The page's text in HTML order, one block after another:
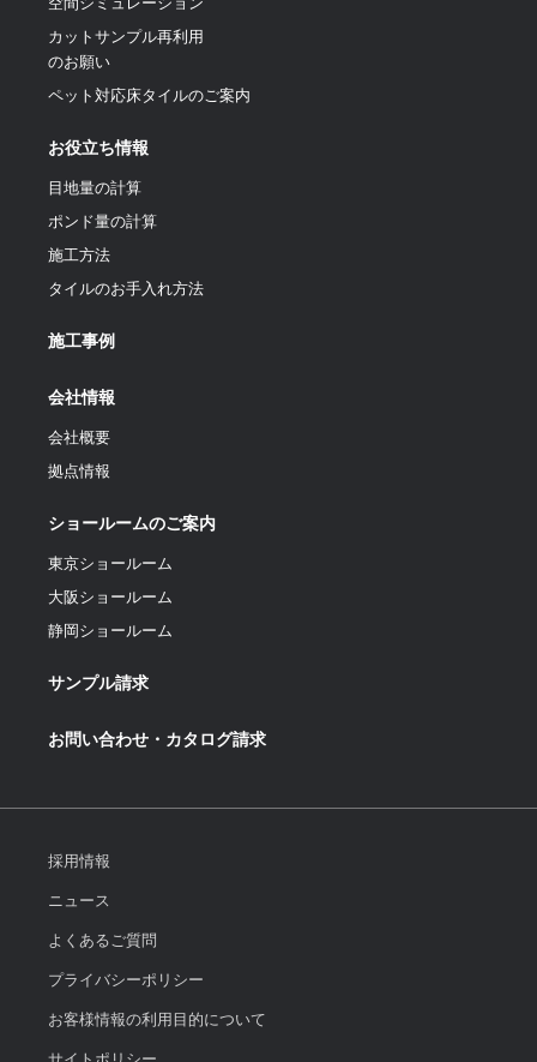
カットサンプル再利用
のお願い
ペット対応床タイルのご案内
お役立ち情報
目地量の計算
ポンド量の計算
施工方法
タイルのお手入れ方法
施工事例
会社情報
会社概要
拠点情報
ショールームのご案内
東京ショールーム
大阪ショールーム
静岡ショールーム
サンプル請求
お問い合わせ・カタログ請求
採用情報
ニュース
よくあるご質問
プライバシーポリシー
お客様情報の利用目的について